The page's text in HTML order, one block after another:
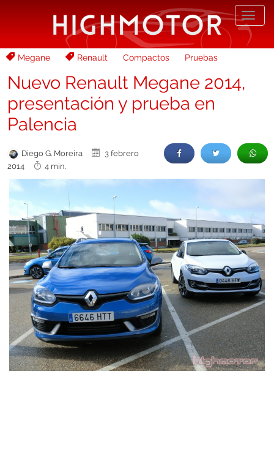
Megane Renault Compactos Pruebas
Nuevo Renault Megane 2014,
presentación y prueba en
Palencia
Diego G. Moreira
3 febrero
2014
4 min.